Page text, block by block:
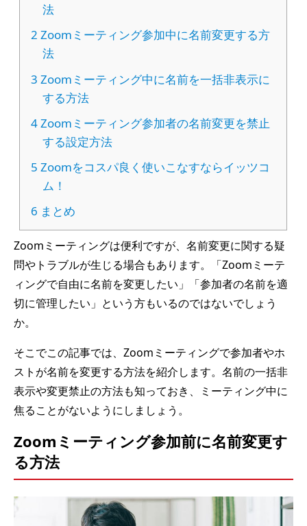
法
2 Zoomミーティング参加中に名前変更する方
法
3 Zoomミーティング中に名前を一括非表示に
する方法
4Zoomミーティング参加者の名前変更を禁止
する設定方法
5 Zoomをコスパ良く使いこなすならイッツコ
ム！
6 まとめ
Zoomミーティングは便利ですが、名前変更に関する疑
問やトラブルが生じる場合もあります。「Zoomミーテ
ィングで自由に名前を変更したい」「参加者の名前を適
切に管理したい」という方もいるのではないでしょう
か。
そこでこの記事では、Zoomミーティングで参加者やホ
ストが名前を変更する方法を紹介します。名前の一括非
表示や変更禁止の方法も知っておき、ミーティング中に
焦ることがないようにしましょう。
Zoomミーティング参加前に名前変更す
る方法